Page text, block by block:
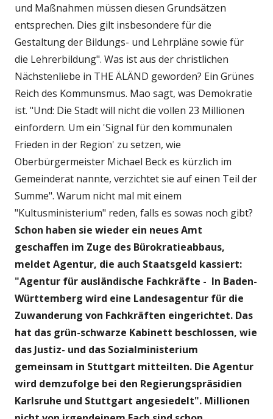
und Maßnahmen müssen diesen Grundsätzen
entsprechen. Dies gilt insbesondere für die
Gestaltung der Bildungs- und Lehrpläne sowie für
die Lehrerbildung". Was ist aus der christlichen
Nächstenliebe in THE ÄLÄND geworden? Ein Grünes
Reich des Kommunsmus. Mao sagt, was Demokratie
ist. "Und: Die Stadt will nicht die vollen 23 Millionen
einfordern. Um ein 'Signal für den kommunalen
Frieden in der Region' zu setzen, wie
Oberbürgermeister Michael Beck es kürzlich im
Gemeinderat nannte, verzichtet sie auf einen Teil der
Summe". Warum nicht mal mit einem
"Kultusministerium" reden, falls es sowas noch gibt?
Schon haben sie wieder ein neues Amt
geschaffen im Zuge des Bürokratieabbaus,
meldet Agentur, die auch Staatsgeld kassiert:
"Agentur für ausländische Fachkräfte - In Baden-
Württemberg wird eine Landesagentur für die
Zuwanderung von Fachkräften eingerichtet. Das
hat das grün-schwarze Kabinett beschlossen, wie
das Justiz- und das Sozialministerium
gemeinsam in Stuttgart mitteilten. Die Agentur
wird demzufolge bei den Regierungspräsidien
Karlsruhe und Stuttgart angesiedelt". Millionen